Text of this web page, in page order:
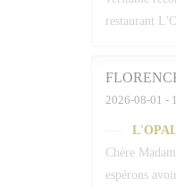
restaurant
2026-08-01 -
Chère
espérons